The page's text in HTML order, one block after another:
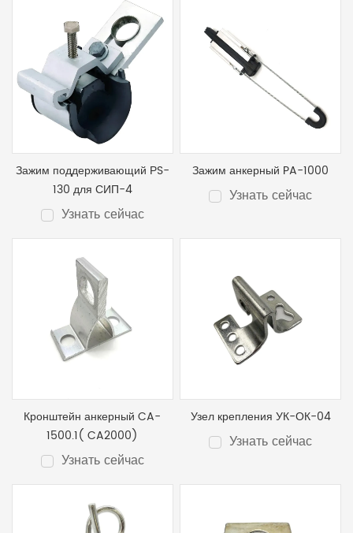
Зажим поддерживающий РS-
130 для СИП-4
Узнать сейчас
Зажим анкерный PA-1000
Узнать сейчас
Кронштейн анкерный CA-
1500.1( CA2000)
Узнать сейчас
Узел крепления УК-ОК-04
Узнать сейчас